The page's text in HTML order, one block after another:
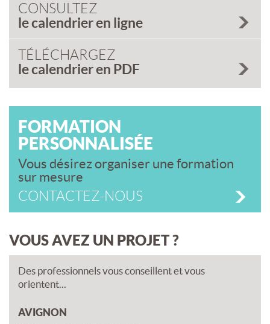
CONSULTEZ
le calendrier en ligne
TÉLÉCHARGEZ
le calendrier en PDF
FORMATION
PERSONNALISÉE
Vous désirez organiser une formation
sur mesure
CONTACTEZ-NOUS
VOUS AVEZ UN PROJET ?
Des professionnels vous conseillent et vous
orientent...
AVIGNON